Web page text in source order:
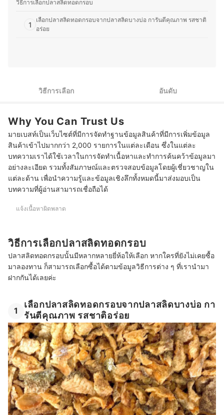
เทียบคุณสมบัติ วิธีการเลือก ไปจนถึงข้อควรรู้ก่อนตัดสินใจซื้อ
หลาย จึงมุ่งนำเสนอคำแนะนำที่กระชับ เข้าใจง่าย และตอบ
วิธีการเลือกปลาสลิดทอดกรอบ
1
เลือกปลาสลิดทอดกรอบจากปลาสลิดบางบ่อ การันตีคุณภาพ รสชาติ
อร่อย
เลือกปลาสลิดทอดกรอบที่ทอดด้วยน้ำมันรำข้าว กรอบอร่อย ดีต่อ
วิธีการเลือก อันดับ
Why You Can Trust Us
มายเบสท์เป็นเว็บไซต์ที่มีการจัดทำฐานข้อมูลสินค้าที่มีการเพิ่มข้อมูล
สินค้าเข้าไปมากกว่า 2,000 รายการในแต่ละเดือน ซึ่งในแต่ละ
บทความเราได้ใช้เวลาในการจัดทำเนื้อหาและทำการค้นคว้าข้อมูลมา
อย่างละเอียด รวมทั้งสัมภาษณ์และตรวจสอบข้อมูลโดยผู้เชี่ยวชาญใน
แต่ละด้าน เพื่อนำความรู้และข้อมูลเชิงลึกทั้งหมดนี้มาส่งมอบเป็น
บทความที่ผู้อ่านสามารถเชื่อถือได้
แจ้งเนื้อหาผิดพลาด
วิธีการเลือกปลาสลิดทอดกรอบ
ปลาสลิดทอดกรอบนั้นมีหลากหลายยี่ห้อให้เลือก หากใครที่ยังไม่เคยซื้อ
มาลองทาน ก็สามารถเลือกซื้อได้ตามข้อมูลวิธีการต่าง ๆ ที่เรานำมา
ฝากกันได้เลยค่ะ
1
เลือกปลาสลิดทอดกรอบจากปลาสลิดบางบ่อ กา
รันตีคุณภาพ รสชาติอร่อย